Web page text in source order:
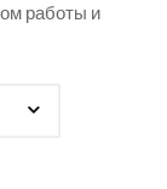
работы и